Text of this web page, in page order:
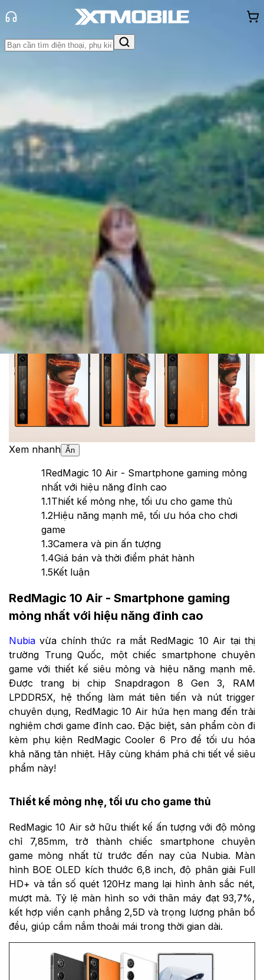
Tin MớiĐánh Giá - Trên TaySo Sánh Tư vấn Khuyến
mãi
Thủ thuậtHỏi đápApp - Game Thông báoKhách
hàng - Sự kiện
RedMagic 10 Air ra mắt:
Smartphone gaming màn hình tràn
viền mỏng nhất hiện nay
Thùy Nguyễn
Ngày đăng:
17/04/2025
Cập nhật:
17/04/2025
Theo dõi XTMobile trên
Xem nhanh Ẩn
1RedMagic 10 Air - Smartphone gaming mỏng
nhất với hiệu năng đỉnh cao
1.1Thiết kế mỏng nhẹ, tối ưu cho game thủ
1.2Hiệu năng mạnh mẽ, tối ưu hóa cho chơi
game
1.3Camera và pin ấn tượng
1.4Giá bán và thời điểm phát hành
1.5Kết luận
RedMagic 10 Air - Smartphone gaming
mỏng nhất với hiệu năng đỉnh cao
Nubia vừa chính thức ra mắt RedMagic 10 Air tại thị
trường Trung Quốc, một chiếc smartphone chuyên
game với thiết kế siêu mỏng và hiệu năng mạnh mẽ.
Được trang bị chip Snapdragon 8 Gen 3, RAM
LPDDR5X, hệ thống làm mát tiên tiến và nút trigger
chuyên dụng, RedMagic 10 Air hứa hẹn mang đến trải
nghiệm chơi game đỉnh cao. Đặc biệt, sản phẩm còn đi
kèm phụ kiện RedMagic Cooler 6 Pro để tối ưu hóa
khả năng tản nhiệt. Hãy cùng khám phá chi tiết về siêu
phẩm này!
Thiết kế mỏng nhẹ, tối ưu cho game thủ
RedMagic 10 Air sở hữu thiết kế ấn tượng với độ mỏng
chỉ 7,85mm, trở thành chiếc smartphone chuyên
game mỏng nhất từ trước đến nay của Nubia. Màn
hình BOE OLED kích thước 6,8 inch, độ phân giải Full
HD+ và tần số quét 120Hz mang lại hình ảnh sắc nét,
mượt mà. Tỷ lệ màn hình so với thân máy đạt 93,7%,
kết hợp viền cạnh phẳng 2,5D và trọng lượng phân bổ
đều, giúp cầm nắm thoải mái trong thời gian dài.